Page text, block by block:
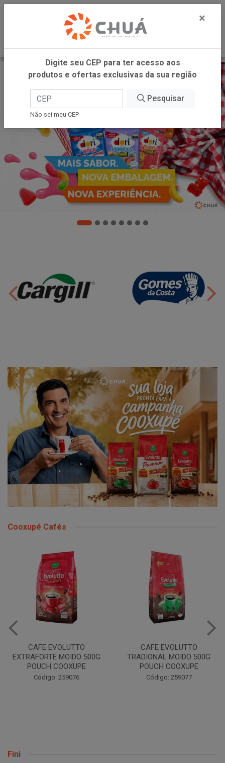
Cooxupé Cafés
CAFE EVOLUTTO
EXTRAFORTE MOIDO 500G
POUCH COOXUPE
Código: 259076
CAFE EVOLUTTO
TRADIONAL MOIDO 500G
POUCH COOXUPE
Código: 259077
Fini
×
Digite seu CEP para ter acesso aos
produtos e ofertas exclusivas da sua região
Pesquisar
Não sei meu CEP